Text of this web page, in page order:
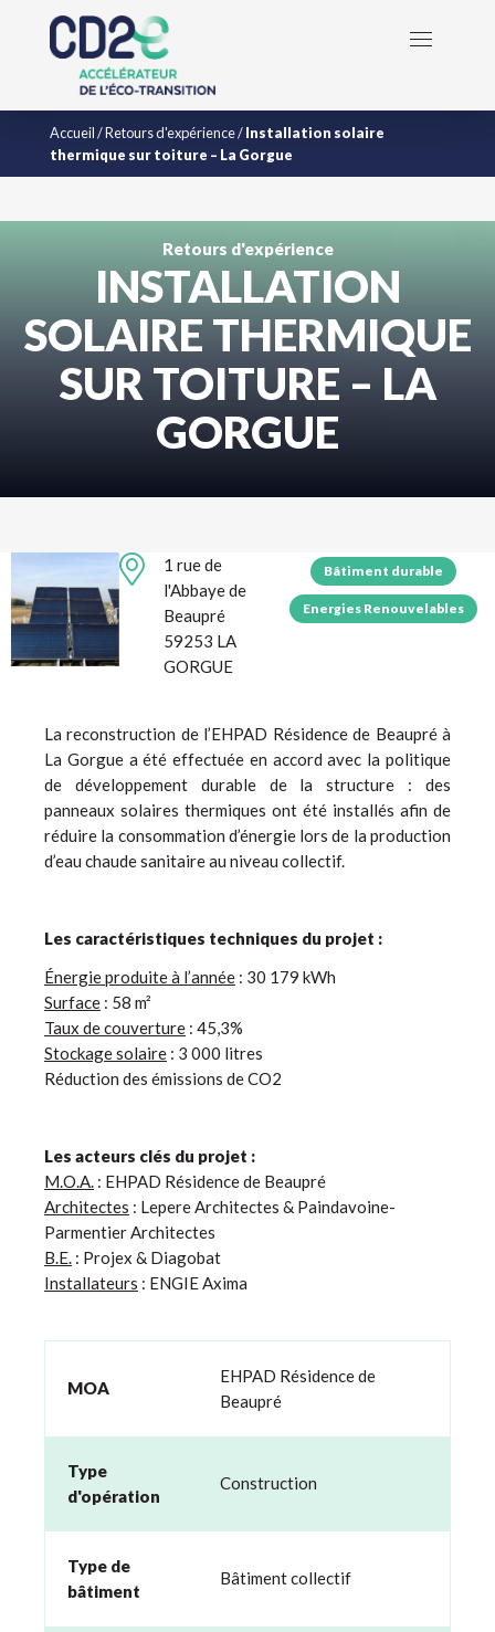
Accueil/Retours d'expérience/Installation solaire
thermique sur toiture – La Gorgue
Retours d'expérience
INSTALLATION
SOLAIRE THERMIQUE
SUR TOITURE – LA
GORGUE
1 rue de
l'Abbaye de
Beaupré
59253 LA
GORGUE
Bâtiment durable
Energies Renouvelables
La reconstruction de l’EHPAD Résidence de Beaupré à
La Gorgue a été effectuée en accord avec la politique
de développement durable de la structure : des
panneaux solaires thermiques ont été installés afin de
réduire la consommation d’énergie lors de la production
d’eau chaude sanitaire au niveau collectif.
Les caractéristiques techniques du projet :
Énergie produite à l’année : 30 179 kWh
Surface : 58 m²
Taux de couverture : 45,3%
Stockage solaire : 3 000 litres
Réduction des émissions de CO2
Les acteurs clés du projet :
M.O.A. : EHPAD Résidence de Beaupré
Architectes : Lepere Architectes & Paindavoine-
Parmentier Architectes
B.E. : Projex & Diagobat
Installateurs : ENGIE Axima
MOA
EHPAD Résidence de
Beaupré
Type
d'opération
Construction
Type de
bâtiment
Bâtiment collectif